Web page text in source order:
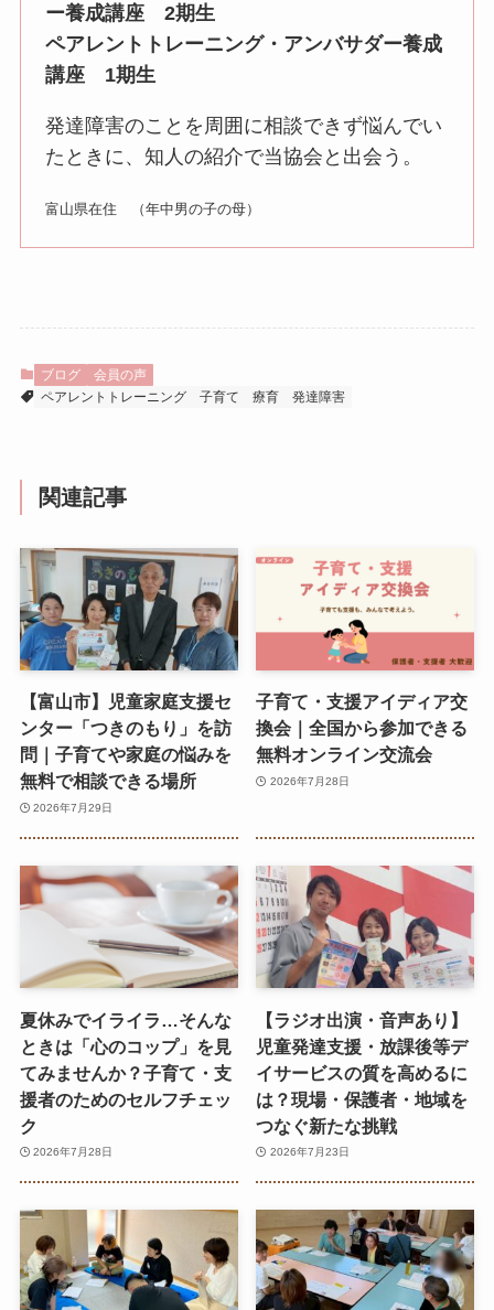
ー養成講座 2期生
ペアレントトレーニング・アンバサダー養成
講座 1期生
発達障害のことを周囲に相談できず悩んでい
たときに、知人の紹介で当協会と出会う。
富山県在住 （年中男の子の母）
ブログ
会員の声
ペアレントトレーニング
子育て 療育 発達障害
関連記事
【富山市】児童家庭支援セ
ンター「つきのもり」を訪
問｜子育てや家庭の悩みを
無料で相談できる場所
2026年7月29日
子育て・支援アイディア交
換会｜全国から参加できる
無料オンライン交流会
2026年7月28日
夏休みでイライラ…そんな
ときは「心のコップ」を見
てみませんか？子育て・支
援者のためのセルフチェッ
ク
2026年7月28日
【ラジオ出演・音声あり】
児童発達支援・放課後等デ
イサービスの質を高めるに
は？現場・保護者・地域を
つなぐ新たな挑戦
2026年7月23日